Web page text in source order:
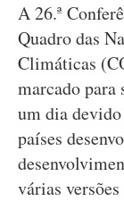
A 26.ª
Quadro das
Climáticas
marcado
um dia
países
várias